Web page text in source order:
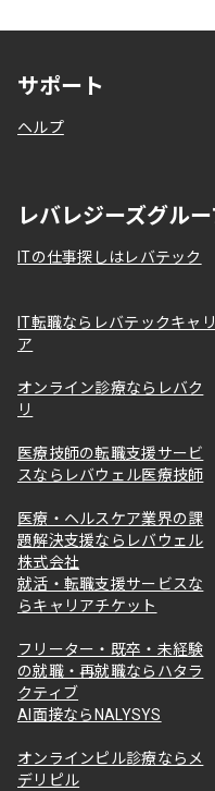
サポート
ヘルプ
レバレジーズグル
ITの仕事探しはレバテック
IT転職ならレバテックキャリ
ア
オンライン診療ならレバク
リ
医療技師の転職支援サービ
スならレバウェル医療技師
医療・ヘルスケア業界の課
題解決支援ならレバウェル
株式会社
就活・転職支援サービスな
らキャリアチケット
フリーター・既卒・未経験
の就職・再就職ならハタラ
クティブ
AI面接ならNALYSYS
オンラインピル診療ならメ
デリピル